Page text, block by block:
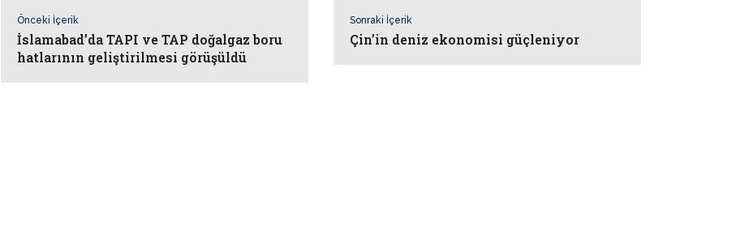
Önceki İçerik
İslamabad’da TAPI ve TAP doğalgaz boru
hatlarının geliştirilmesi görüşüldü
Sonraki İçerik
Çin’in deniz ekonomisi güçleniyor